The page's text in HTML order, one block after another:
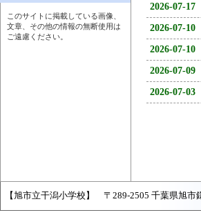
このサイトに掲載している画像、
文章、その他の情報の無断使用は
ご遠慮ください。
2026-07-17
2026-07-10
2026-07-10
2026-07-09
2026-07-03
【旭市立干潟小学校】 〒289-2505 千葉県旭市